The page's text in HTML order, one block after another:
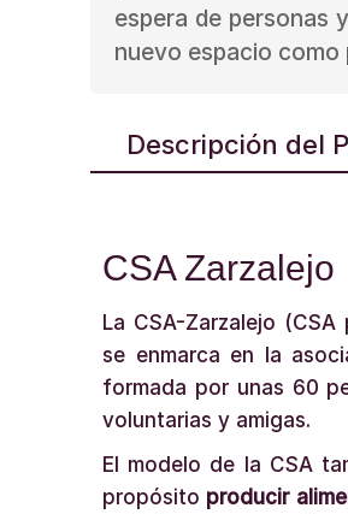
espera de personas
nuevo espacio
Descripción del
CSA Zarzalejo
La CSA-Zarzalejo
se enmarca en la
formada por unas 60
voluntarias y amigas.
El modelo de la CSA
propósito producir